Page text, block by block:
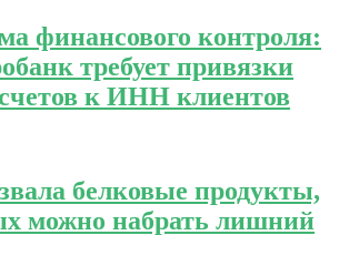
финансового контроля:
требует привязки
к ИНН клиентов
белковые продукты,
можно набрать лишний